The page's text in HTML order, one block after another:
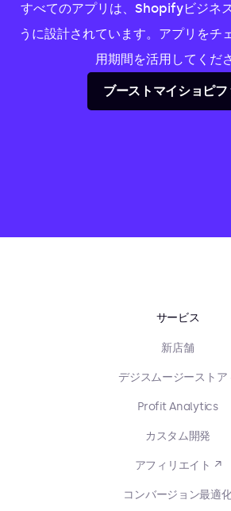
すべてのアプリは、Shopifyビジネ
うに設計されています。アプリをチ
用期間を活用してくだ
ブーストマイショピフ
サービス
新店舗
デジスムージーストア
Profit Analytics
カスタム開発
アフィリエイト ↗
コンバージョン最適